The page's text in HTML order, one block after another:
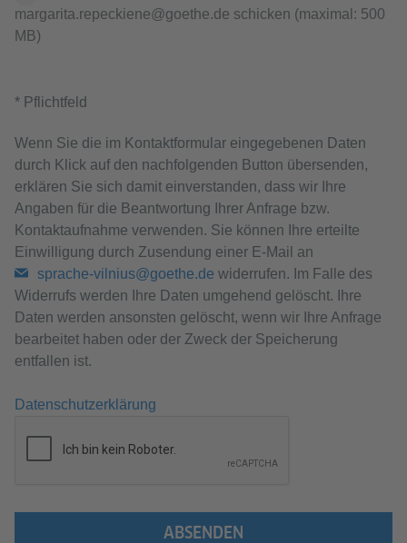
margarita.repeckiene@goethe.de schicken (maximal: 500
MB)
* Pflichtfeld
Wenn Sie die im Kontaktformular eingegebenen Daten
durch Klick auf den nachfolgenden Button übersenden,
erklären Sie sich damit einverstanden, dass wir Ihre
Angaben für die Beantwortung Ihrer Anfrage bzw.
Kontaktaufnahme verwenden. Sie können Ihre erteilte
Einwilligung durch Zusendung einer E-Mail an
sprache-vilnius@goethe.de widerrufen. Im Falle des
Widerrufs werden Ihre Daten umgehend gelöscht. Ihre
Daten werden ansonsten gelöscht, wenn wir Ihre Anfrage
bearbeitet haben oder der Zweck der Speicherung
entfallen ist.
Datenschutzerklärung
ABSENDEN